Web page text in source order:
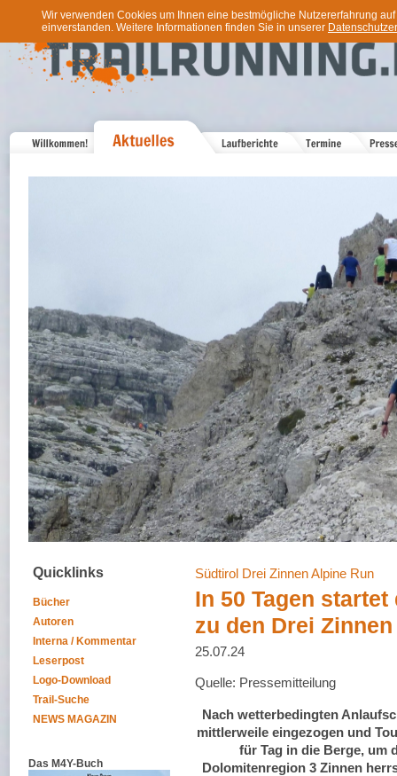
Wir verwenden Cookies um Ihnen eine bestmögliche Nutzererfahrung
einverstanden. Weitere Informationen finden Sie in unserer
Quicklinks
Bücher
Autoren
Interna / Kommentar
Leserpost
Logo-Download
Trail-Suche
NEWS MAGAZIN
Das M4Y-Buch
Südtirol Drei Zinnen Alpine Run
In 50 Tagen
zu den Drei Zinnen
25.07.24
Quelle: Pressemitteilung
Nach wetterbedingten
mittlerweile eingezogen und
für Tag in die Berge, um
Dolomitenregion 3 Zinnen